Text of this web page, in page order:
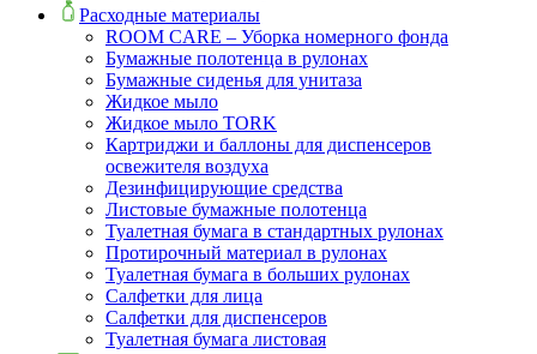
Расходные материалы
ROOM CARE – Уборка номерного фонда
Бумажные полотенца в рулонах
Бумажные сиденья для унитаза
Жидкое мыло
Жидкое мыло TORK
Картриджи и баллоны для диспенсеров
освежителя воздуха
Дезинфицирующие средства
Листовые бумажные полотенца
Туалетная бумага в стандартных рулонах
Протирочный материал в рулонах
Туалетная бумага в больших рулонах
Салфетки для лица
Салфетки для диспенсеров
Туалетная бумага листовая